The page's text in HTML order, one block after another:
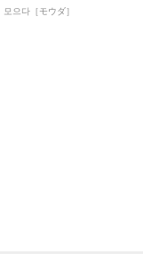
모으다［モウダ］